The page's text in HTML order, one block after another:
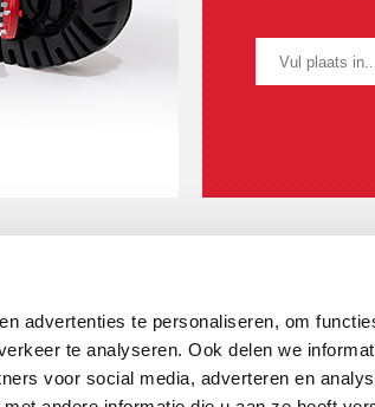
advertenties te personaliseren, om
te analyseren. Ook delen we
voor social media, adverteren en
HEREN KIDS OVER OLANG FAQ